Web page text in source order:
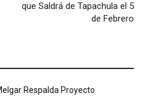
que Saldrá de Tapachula el 5
de Febrero
Respalda Proyecto